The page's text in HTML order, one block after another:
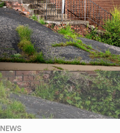
NEWS